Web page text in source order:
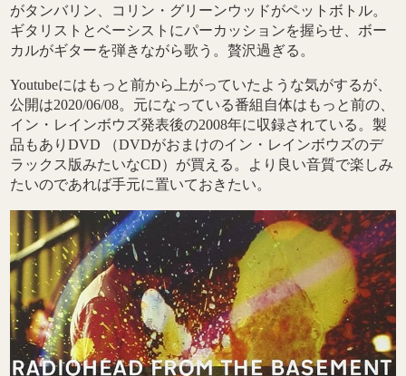
がタンバリン、コリン・グリーンウッドがペットボトル。
ギタリストとベーシストにパーカッションを握らせ、ボー
カルがギターを弾きながら歌う。贅沢過ぎる。
Youtubeにはもっと前から上がっていたような気がするが、
公開は2020/06/08。元になっている番組自体はもっと前の、
イン・レインボウズ発表後の2008年に収録されている。製
品もありDVD （DVDがおまけのイン・レインボウズのデ
ラックス版みたいなCD）が買える。より良い音質で楽しみ
たいのであれば手元に置いておきたい。